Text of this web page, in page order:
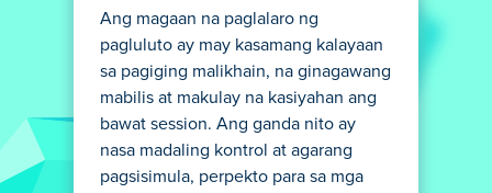
Ang magaan na paglalaro ng
pagluluto ay may kasamang kalayaan
sa pagiging malikhain, na ginagawang
mabilis at makulay na kasiyahan ang
bawat session. Ang ganda nito ay
nasa madaling kontrol at agarang
pagsisimula, perpekto para sa mga